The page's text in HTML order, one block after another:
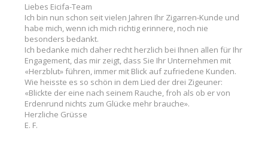
Liebes Eicifa-Team
Ich bin nun schon seit vielen Jahren Ihr Zigarren-Kunde und
habe mich, wenn ich mich richtig erinnere, noch nie
besonders bedankt.
Ich bedanke mich daher recht herzlich bei Ihnen allen für Ihr
Engagement, das mir zeigt, dass Sie Ihr Unternehmen mit
«Herzblut» führen, immer mit Blick auf zufriedene Kunden.
Wie heisste es so schön in dem Lied der drei Zigeuner:
«Blickte der eine nach seinem Rauche, froh als ob er von
Erdenrund nichts zum Glücke mehr brauche».
Herzliche Grüsse
E. F.